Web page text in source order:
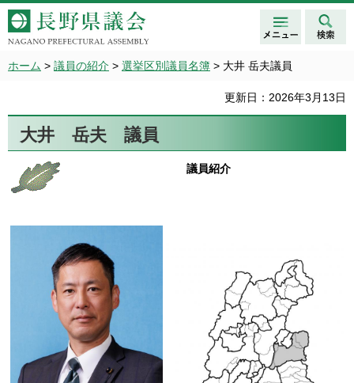
長野県議会 NAGANO
PREFECTURAL ASSEMBLY
メニュ
ー
検索
ホーム > 議員の紹介 > 選挙区別議員名簿 > 大井 岳夫議員
更新日：2026年3月13日
大井 岳夫 議員
議員紹介